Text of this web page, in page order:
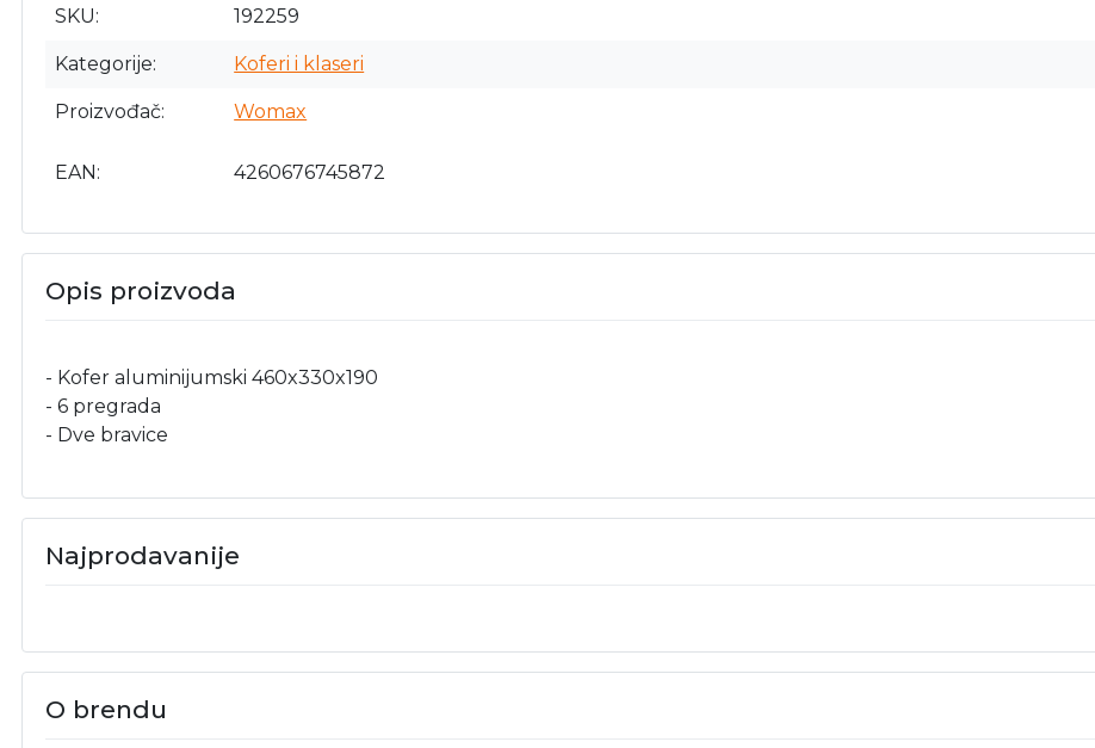
SKU 192259
Kategorije Koferi i klaseri
Proizvođač Womax
EAN 4260676745872
Opis proizvoda
- Kofer aluminijumski 460x330x190
- 6 pregrada
- Dve bravice
Najprodavanije
O brendu